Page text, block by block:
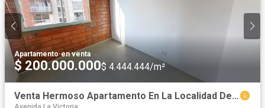
Apartamento·en venta
$ 200.000.000$ 4.444.444/m²
Venta Hermoso Apartamento En La Localidad De San Cristóbal, Cerca A Las Brisas